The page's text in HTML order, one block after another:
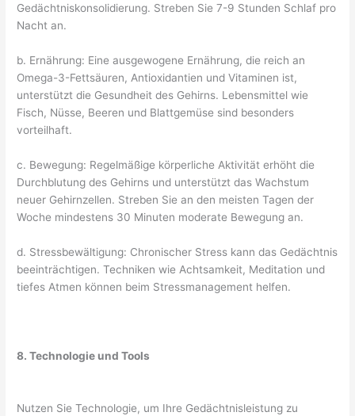
Gedächtniskonsolidierung. Streben Sie 7-9 Stunden Schlaf pro
Nacht an.
b. Ernährung: Eine ausgewogene Ernährung, die reich an
Omega-3-Fettsäuren, Antioxidantien und Vitaminen ist,
unterstützt die Gesundheit des Gehirns. Lebensmittel wie
Fisch, Nüsse, Beeren und Blattgemüse sind besonders
vorteilhaft.
c. Bewegung: Regelmäßige körperliche Aktivität erhöht die
Durchblutung des Gehirns und unterstützt das Wachstum
neuer Gehirnzellen. Streben Sie an den meisten Tagen der
Woche mindestens 30 Minuten moderate Bewegung an.
d. Stressbewältigung: Chronischer Stress kann das Gedächtnis
beeinträchtigen. Techniken wie Achtsamkeit, Meditation und
tiefes Atmen können beim Stressmanagement helfen.
8. Technologie und Tools
Nutzen Sie Technologie, um Ihre Gedächtnisleistung zu